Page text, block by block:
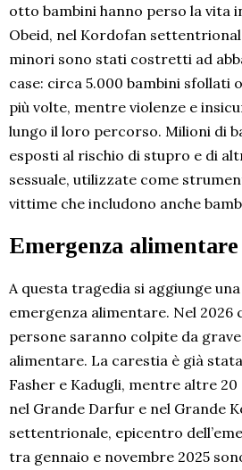
otto bambini hanno perso la vita
Obeid, nel Kordofan
minori sono stati costretti ad
case: circa 5.000 bambini sfollati
più volte, mentre violenze e
lungo il loro percorso. Milioni di
esposti al rischio di stupro e di
sessuale, utilizzate come
vittime che includono anche
Emergenza alimentare
A questa tragedia si aggiunge
emergenza alimentare. Nel 2026
persone saranno colpite da
alimentare. La carestia è già
Fasher e Kadugli, mentre altre
nel Grande Darfur e nel Grande
settentrionale, epicentro
tra gennaio e novembre 2025